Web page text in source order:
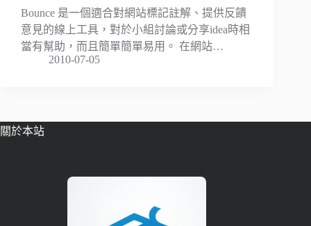
Bounce 是一個適合對網站標記註解、提供反饋
意見的線上工具，對於小組討論或分享idea時相
當有幫助，而且簡單簡單易用。 在網站…
2010-07-05
關於本站